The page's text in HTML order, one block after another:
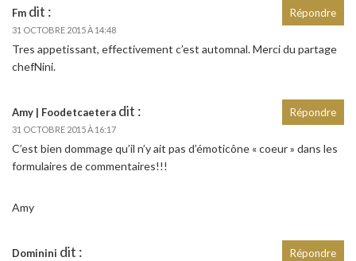
Fm dit :
31 OCTOBRE 2015 À 14:48
Tres appetissant, effectivement c’est automnal. Merci du partage
chefNini.
Répondre
Amy | Foodetcaetera dit :
31 OCTOBRE 2015 À 16:17
C’est bien dommage qu’il n’y ait pas d’émoticône « coeur » dans les
formulaires de commentaires!!!
Amy
Répondre
Dominini dit : Répondre